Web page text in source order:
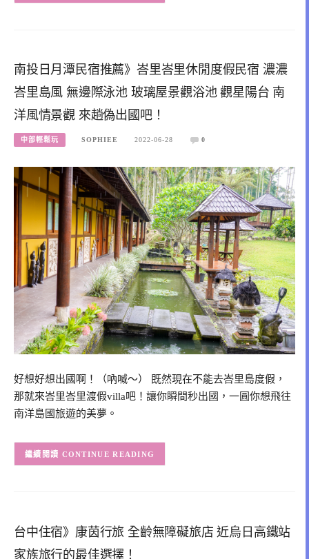
南投日月潭民宿推薦》峇里峇里休閒度假民宿 濃濃
峇里島風 無邊際泳池 玻璃屋景觀浴池 觀星陽台 南
洋風情景觀 來趟偽出國吧！
中部輕鬆玩 SOPHIEE 2022-06-28 0
好想好想出國啊！（吶喊～） 既然現在不能去峇里島度假，
那就來峇里峇里渡假villa吧！讓你瞬間秒出國，一圓你想飛往
南洋島國旅遊的美夢。
CONTINUE READING
台中住宿》康茵行旅 全齡無障礙旅店 近烏日高鐵站
家族旅行的最佳選擇！